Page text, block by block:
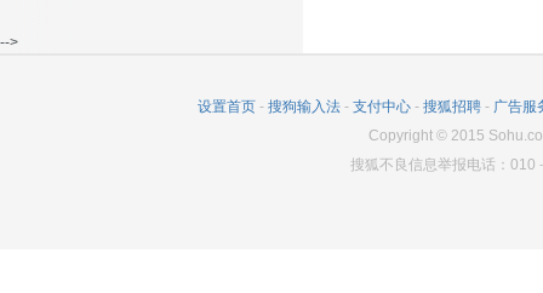
-->
设置首页 - 搜狗输入法 - 支付中心 - 搜狐招聘 - 广告服
Copyright© 2015
搜狐不良信息举报电话：010